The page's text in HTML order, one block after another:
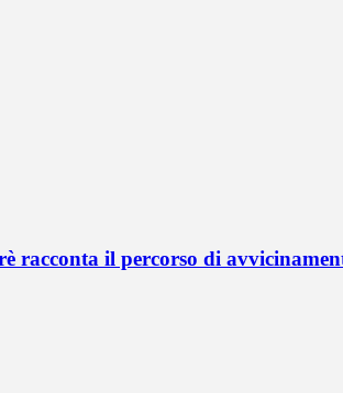
racconta il percorso di